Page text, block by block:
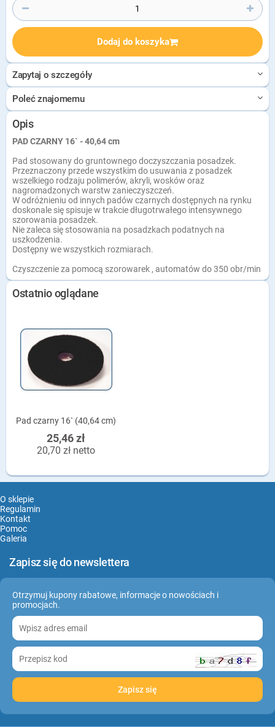
Dodaj do koszyka
Zapytaj o szczegóły
Poleć znajomemu
Opis
PAD CZARNY 16` - 40,64 cm
Pad stosowany do gruntownego doczyszczania posadzek.
Przeznaczony przede wszystkim do usuwania z posadzek
wszelkiego rodzaju polimerów, akryli, wosków oraz
nagromadzonych warstw zanieczyszczeń.
W odróżnieniu od innych padów czarnych dostępnych na rynku
doskonale się spisuje w trakcie długotrwałego intensywnego
szorowania posadzek.
Nie zaleca się stosowania na posadzkach podatnych na
uszkodzenia.
Dostępny we wszystkich rozmiarach.
Czyszczenie za pomocą szorowarek , automatów do 350 obr/min
Ostatnio oglądane
Pad czarny 16` (40,64 cm)
25,46 zł
20,70 zł netto
O sklepie
Regulamin
Kontakt
Pomoc
Galeria
Zapisz się do newslettera
Otrzymuj kupony rabatowe, informacje o nowościach i
promocjach.